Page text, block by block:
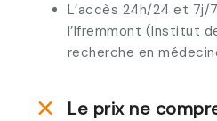
L’accès 24h/24 et 7j/
l’Ifremmont (Institut
recherche en
Le prix ne